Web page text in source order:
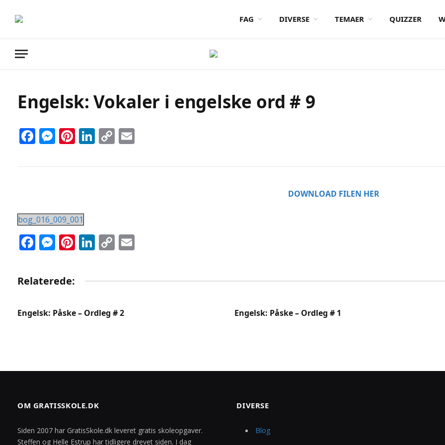
FAG DIVERSE TEMAER QUIZZER
Engelsk: Vokaler i engelske ord # 9
Facebook
Messenger
Pinterest
LinkedIn
Copy
DOWNLOAD FILEN HER
bog_016_009_001
Facebook
Messenger
Pinterest
LinkedIn
Copy
Relaterede:
Engelsk: Påske – Ordleg # 2 Engelsk: Påske – Ordleg # 1
OM GRATISSKOLE.DK
Siden 2007 har GratisSkole.dk leveret gratis skoleopgaver.
Steffen og Helle Estrup har tidligere drevet siden. I dag
DIVERSE
Blog